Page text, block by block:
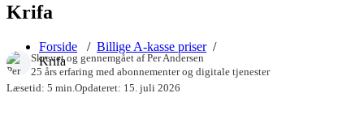
Krifa
Forside / Billige A-kasse priser/
Krifa
Skrevet og gennemgået afPer Andersen
25 års erfaring med abonnementer og digitale tjenester
Læsetid: 5 min. Opdateret: 15. juli 2026